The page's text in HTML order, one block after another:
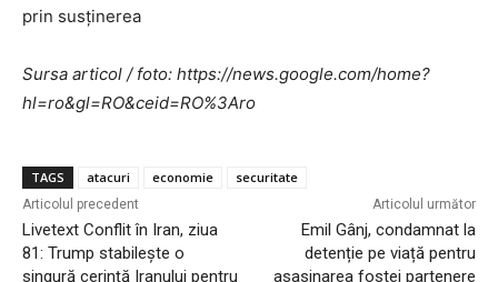
prin susținerea
Sursa articol / foto: https://news.google.com/home?
hl=ro&gl=RO&ceid=RO%3Aro
TAGS atacuri economie securitate
Articolul precedent
Livetext Conflit în Iran, ziua
81: Trump stabilește o
singură cerință Iranului pentru
Articolul următor
Emil Gânj, condamnat la
detenție pe viață pentru
asasinarea fostei partenere